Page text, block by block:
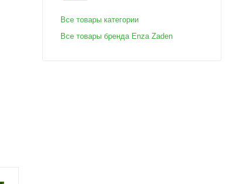
Все товары категории
Все товары бренда Enza Zaden